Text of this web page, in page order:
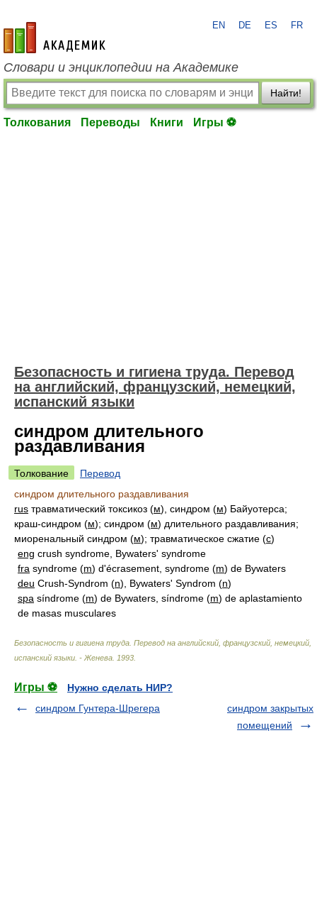
academic.ru
EN DE ES FR
Словари и энциклопедии на Академике
Найти!
Толкования Переводы Книги Игры ⚽
Безопасность и гигиена труда. Перевод
на английский, французский, немецкий,
испанский языки
синдром длительного
раздавливания
Толкование
Перевод
синдром длительного раздавливания
rus травматический токсикоз (м), синдром (м) Байуотерса;
краш-синдром (м); синдром (м) длительного раздавливания;
миоренальный синдром (м); травматическое сжатие (с)
eng crush syndrome, Bywaters' syndrome
fra syndrome (m) d'écrasement, syndrome (m) de Bywaters
deu Crush-Syndrom (n), Bywaters' Syndrom (n)
spa síndrome (m) de Bywaters, síndrome (m) de aplastamiento
de masas musculares
Безопасность и гигиена труда. Перевод на английский, французский, немецкий,
испанский языки. - Женева 1993
Игры ⚽
Нужно сделать НИР?
синдром Гунтера-Шрегера
синдром закрытых
помещений